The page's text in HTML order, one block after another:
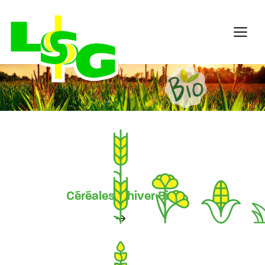
Céréales d'hiver Bio